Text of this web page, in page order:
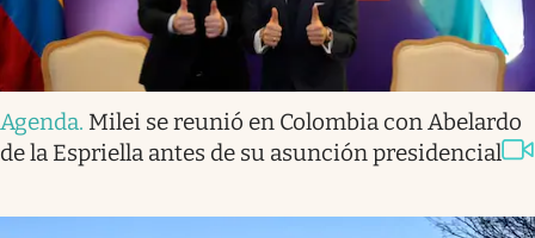
Agenda. Milei se reunió en Colombia con Abelardo
de la Espriella antes de su asunción presidencial